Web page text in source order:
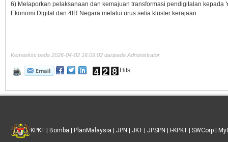
6) Melaporkan pelaksanaan dan kemajuan transformasi pendigitalan
Ekonomi Digital dan 4IR Negara melalui urus setia kluster kerajaan.
Kemaskini pada 2026-04-02 16:09:02 daripada Administrator
Hits
KPKT Bomba PlanMalaysia JPN JKT JPSPN I-KPKT SWCorp